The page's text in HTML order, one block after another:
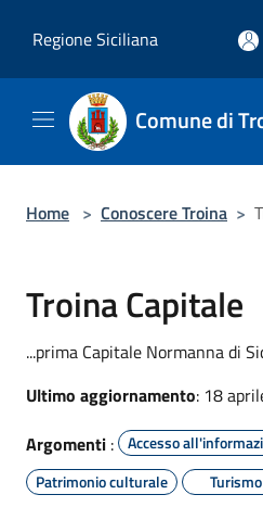
Regione Siciliana
Comune di
Home > Conoscere Troina >
Troina Capitale
...prima Capitale Normanna di
Ultimo aggiornamento: 18
Argomenti : Accesso
Patrimonio culturale
Turismo